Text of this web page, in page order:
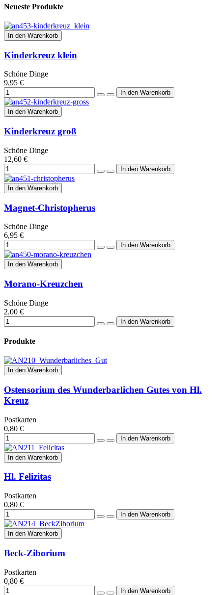
Neueste Produkte
In den Warenkorb
Kinderkreuz klein
Schöne Dinge
9,95 €
In den Warenkorb
Kinderkreuz groß
Schöne Dinge
12,60 €
In den Warenkorb
Magnet-Christopherus
Schöne Dinge
6,95 €
In den Warenkorb
Morano-Kreuzchen
Schöne Dinge
2,00 €
Produkte
In den Warenkorb
Ostensorium des Wunderbarlichen Gutes von Hl.
Kreuz
Postkarten
0,80 €
In den Warenkorb
Hl. Felizitas
Postkarten
0,80 €
In den Warenkorb
Beck-Ziborium
Postkarten
0,80 €